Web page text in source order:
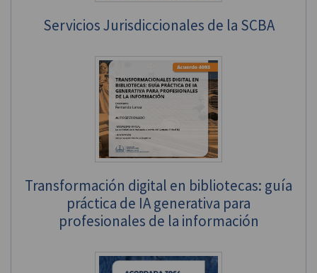
Servicios Jurisdiccionales de la SCBA
Transformación digital en bibliotecas: guía
práctica de IA generativa para
profesionales de la información